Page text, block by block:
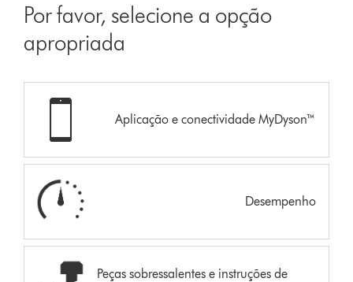
Por favor, selecione a opção
apropriada
Aplicação e conectividade MyDyson™
Desempenho
Peças sobressalentes e instruções de